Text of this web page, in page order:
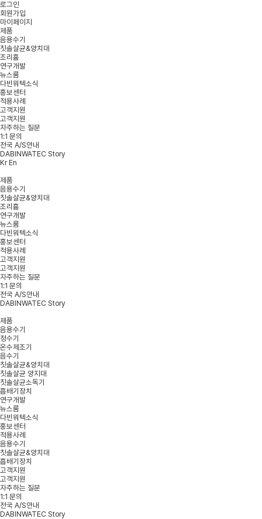
로그인
회원가입
마이페이지
제품
음용수기
칫솔살균&양치대
조리흄
연구개발
뉴스룸
다빈워텍소식
홍보센터
적용사례
고객지원
고객지원
자주하는 질문
1:1 문의
전국 A/S안내
DABINWATEC Story
Kr En
제품
음용수기
칫솔살균&양치대
조리흄
연구개발
뉴스룸
다빈워텍소식
홍보센터
적용사례
고객지원
고객지원
자주하는 질문
1:1 문의
전국 A/S안내
DABINWATEC Story
제품
음용수기
정수기
온수제조기
음수기
칫솔살균&양치대
칫솔살균 양지대
칫솔살균소독기
흡배기장치
연구개발
뉴스룸
다빈워텍소식
홍보센터
적용사례
음용수기
칫솔살균&양치대
흡배기장치
고객지원
고객지원
자주하는 질문
1:1 문의
전국 A/S안내
DABINWATEC Story